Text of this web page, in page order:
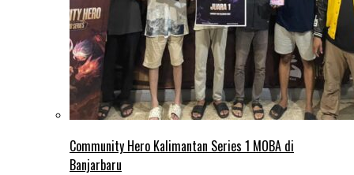
Community Hero Kalimantan Series 1 MOBA di
Banjarbaru